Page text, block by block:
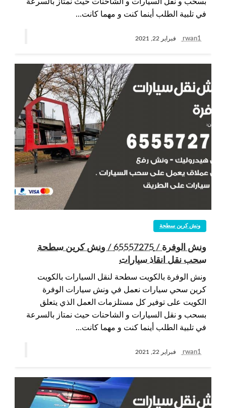
في تلبية الطلب أينما كنت و مهما كانت…
rwan1 فبراير 22, 2021
ونش كرين سطحة
ونش الوفرة / 65557275 / ونش كرين سطحة
سحب نقل انقاذ سيارات
ونش الوفرة بالكويت سطحة لنقل السيارات بالكويت
كرين سحي سيارات نعمل في ونش سيارات الوفرة
الكويت على توفير كل مستلزمات العمل الذي يتعلق
بسحب و نقل السيارات و الشاحنات حيث نمتاز بالسرعة
في تلبية الطلب أينما كنت و مهما كانت…
rwan1 فبراير 22, 2021